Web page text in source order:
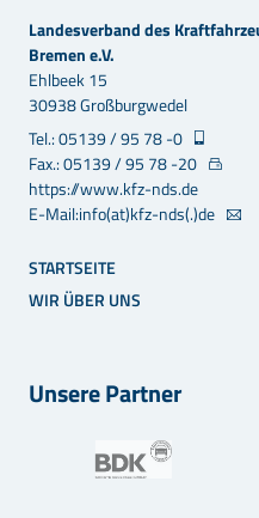
Landesverband des
Bremen e.V.
Ehlbeek 15
30938 Großburgwedel
Tel.: 05139 / 95 78 -0
Fax.: 05139 / 95 78 -20
https://www.kfz-nds.de
E-Mail:info(at)kfz-nds(.)de
STARTSEITE
WIR ÜBER UNS
Unsere Partner